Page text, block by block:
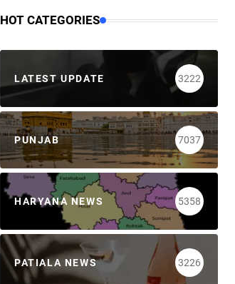
HOT CATEGORIES
LATEST UPDATE 3222
PUNJAB 7037
HARYANA NEWS 5358
PATIALA NEWS 3226